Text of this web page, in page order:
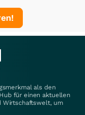
als den
für einen aktuellen
Wirtschaftswelt, um